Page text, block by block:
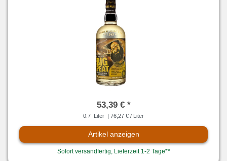
53,39 € *
0.7 Liter | 76,27 € / Liter
Artikel anzeigen
Sofort versandfertig, Lieferzeit 1-2 Tage**